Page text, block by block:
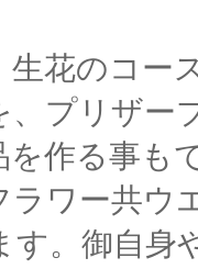
生花のコー
、プリザー
を作る事も
ラワー共ウ
す。御自身